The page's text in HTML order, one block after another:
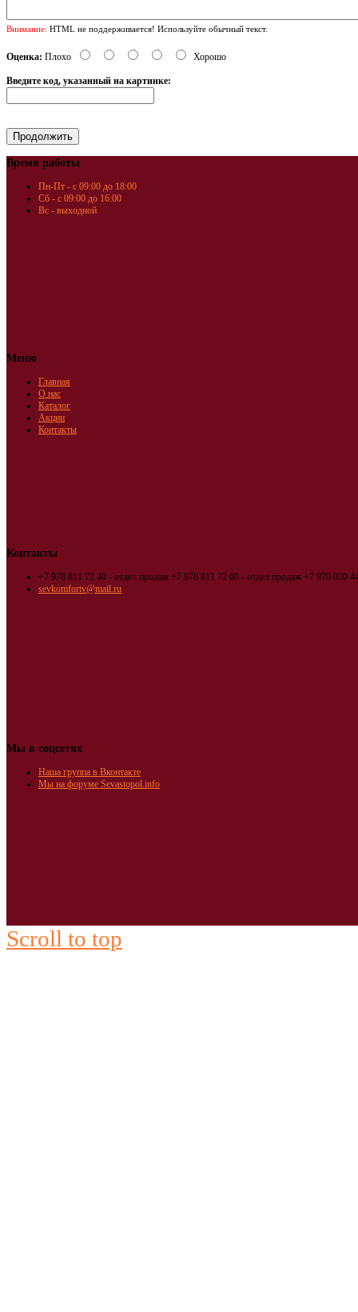
Внимание: HTML не поддерживается! Используйте обычный текст.
Оценка: Плохо Хорошо
Введите код, указанный на картинке:
Время работы
Пн-Пт - с 09:00 до 18:00
Сб - с 09:00 до 16:00
Вс - выходной
Меню
Главная
О нас
Каталог
Акции
Контакты
Контакты
+7 978 811 72 40 - отдел продаж +7 978 811 72 60 - отдел продаж +7 978 030
sevkomfortv@mail.ru
Мы в соцсетях
Наша группа в Вконтакте
Мы на форуме Sevastopol.info
Scroll to top